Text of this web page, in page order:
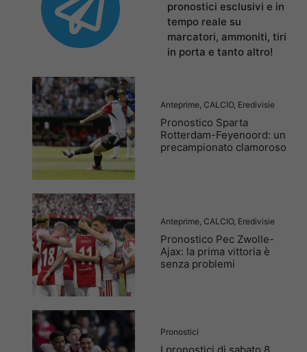
pronostici esclusivi e in
tempo reale su
marcatori, ammoniti, tiri
in porta e tanto altro!
Anteprime, CALCIO, Eredivisie
Pronostico Sparta
Rotterdam-Feyenoord: un
precampionato clamoroso
Anteprime, CALCIO, Eredivisie
Pronostico Pec Zwolle-
Ajax: la prima vittoria è
senza problemi
Pronostici